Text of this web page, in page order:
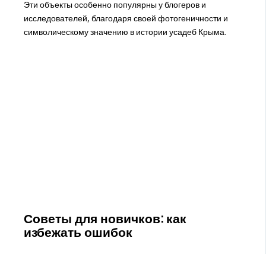
Эти объекты особенно популярны у блогеров и
исследователей, благодаря своей фотогеничности и
символическому значению в истории усадеб Крыма.
Советы для новичков: как
избежать ошибок